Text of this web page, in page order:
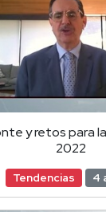
y retos para
2022
Tendencias 4